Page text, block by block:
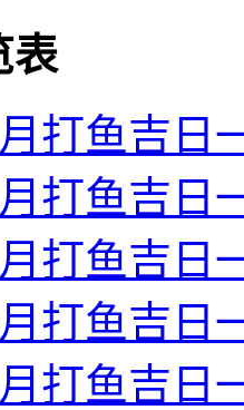
表
打鱼吉日
打鱼吉日
打鱼吉日
打鱼吉日
打鱼吉日